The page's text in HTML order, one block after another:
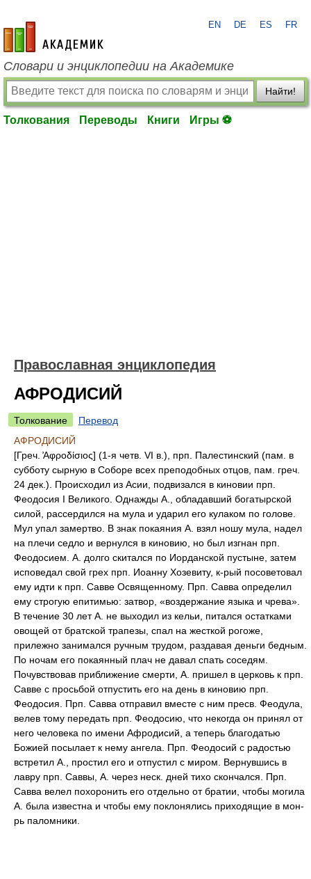
academic.ru
EN DE ES FR
Словари и энциклопедии на Академике
Найти!
Толкования Переводы Книги Игры ⚽
Православная энциклопедия
АФРОДИСИЙ
Толкование
Перевод
АФРОДИСИЙ
[Греч. ̓Αφροδίσιος] (1-я четв. VI в.), прп. Палестинский (пам. в
субботу сырную в Соборе всех преподобных отцов, пам. греч.
24 дек.). Происходил из Асии, подвизался в киновии прп.
Феодосия I Великого. Однажды А., обладавший богатырской
силой, рассердился на мула и ударил его кулаком по голове.
Мул упал замертво. В знак покаяния А. взял ношу мула, надел
на плечи седло и вернулся в киновию, но был изгнан прп.
Феодосием. А. долго скитался по Иорданской пустыне, затем
исповедал свой грех прп. Иоанну Хозевиту, к-рый посоветовал
ему идти к прп. Савве Освященному. Прп. Савва определил
ему строгую епитимью: затвор, «воздержание языка и чрева».
В течение 30 лет А. не выходил из кельи, питался остатками
овощей от братской трапезы, спал на жесткой рогоже,
прилежно занимался ручным трудом, раздавая деньги бедным.
По ночам его покаянный плач не давал спать соседям.
Почувствовав приближение смерти, А. пришел в церковь к прп.
Савве с просьбой отпустить его на день в киновию прп.
Феодосия. Прп. Савва отправил вместе с ним пресв. Феодула,
велев тому передать прп. Феодосию, что некогда он принял от
него человека по имени Афродисий, а теперь благодатью
Божией посылает к нему ангела. Прп. Феодосий с радостью
встретил А., простил его и отпустил с миром. Вернувшись в
лавру прп. Саввы, А. через неск. дней тихо скончался. Прп.
Савва велел похоронить его отдельно от братии, чтобы могила
А. была известна и чтобы ему поклонялись приходящие в мон-
рь паломники.